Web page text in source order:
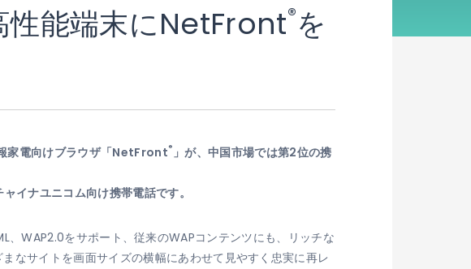
性能端末にNetFront®を
家電向けブラウザ「NetFront®」が、中国市場では第2位の携
イナユニコム向け携帯電話です。
WAP2.0をサポート、従来のWAPコンテンツにも、リッチな
なサイトを画面サイズの横幅にあわせて見やすく忠実に再レ